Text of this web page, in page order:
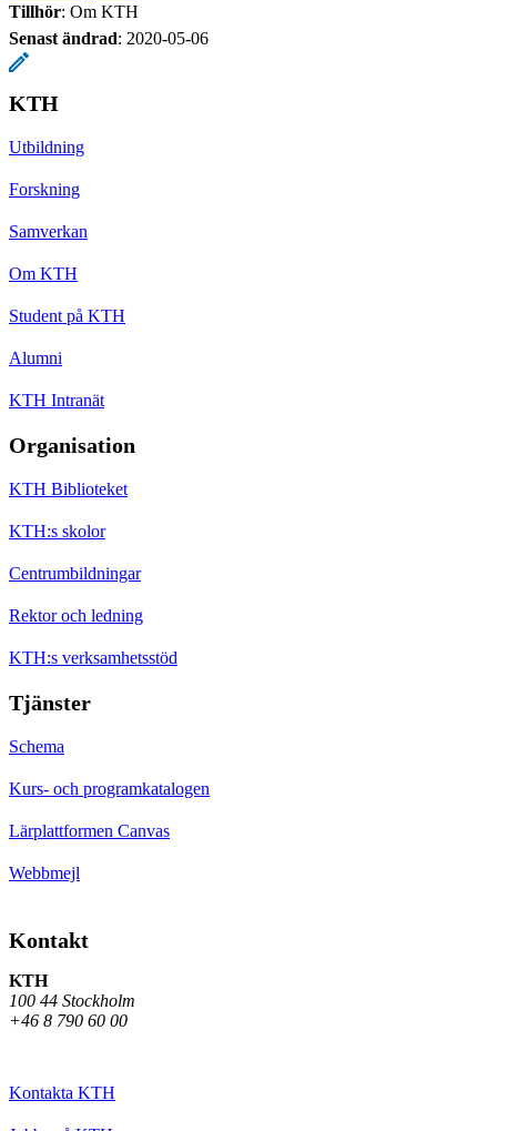
Tillhör: Om KTH
Senast ändrad: 2020-05-06
KTH
Utbildning
Forskning
Samverkan
Om KTH
Student på KTH
Alumni
KTH Intranät
Organisation
KTH Biblioteket
KTH:s skolor
Centrumbildningar
Rektor och ledning
KTH:s verksamhetsstöd
Tjänster
Schema
Kurs- och programkatalogen
Lärplattformen Canvas
Webbmejl
Kontakt
KTH
100 44 Stockholm
+46 8 790 60 00
Kontakta KTH